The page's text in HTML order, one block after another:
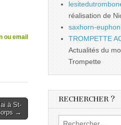
ou email
à St-
→
réalisation de
saxhorn-
TROMPETTE
Actualités du
Trompette
RECHERCHER ?
Rechercher :